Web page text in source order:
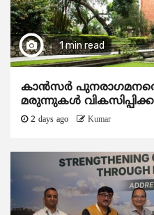
1 min read
കാന്‍സര്‍
മരുന്നുകള്‍
2 days ago Kumar